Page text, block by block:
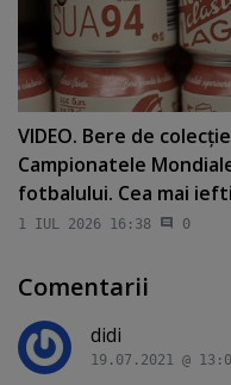
VIDEO. Bere de
Campionatele
fotbalului. Cea mai
1 IUL 2026 16:38 0
Comentarii
didi
19.07.2021 @